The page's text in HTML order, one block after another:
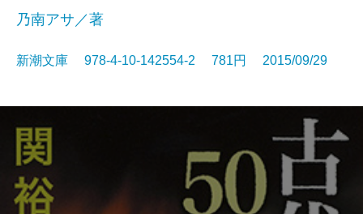
乃南アサ／著
新潮文庫 978-4-10-142554-2 781円 2015/09/29